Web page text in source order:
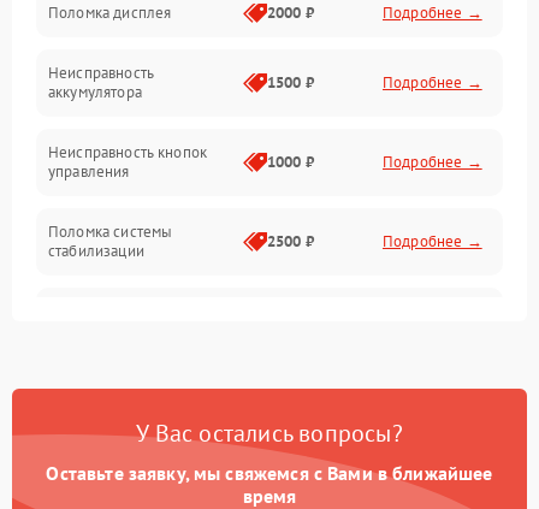
Поломка дисплея 2000 ₽ Подробнее →
Неисправность
аккумулятора
1500 ₽ Подробнее →
Неисправность кнопок
управления
1000 ₽ Подробнее →
Поломка системы
стабилизации
2500 ₽ Подробнее →
Неисправность системы
Поломка системы GPS 2000 ₽ Подробнее →
У Вас остались вопросы?
Оставьте заявку, мы свяжемся с Вами в ближайшее
время